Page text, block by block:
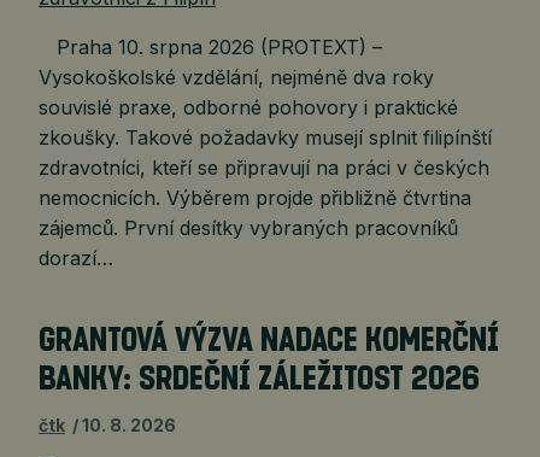
Praha 10. srpna 2026 (PROTEXT) –
Vysokoškolské vzdělání, nejméně dva roky
souvislé praxe, odborné pohovory i praktické
zkoušky. Takové požadavky musejí splnit filipínští
zdravotníci, kteří se připravují na práci v českých
nemocnicích. Výběrem projde přibližně čtvrtina
zájemců. První desítky vybraných pracovníků
dorazí…
GRANTOVÁ VÝZVA NADACE KOMERČNÍ
BANKY: SRDEČNÍ ZÁLEŽITOST 2026
čtk 10. 8. 2026